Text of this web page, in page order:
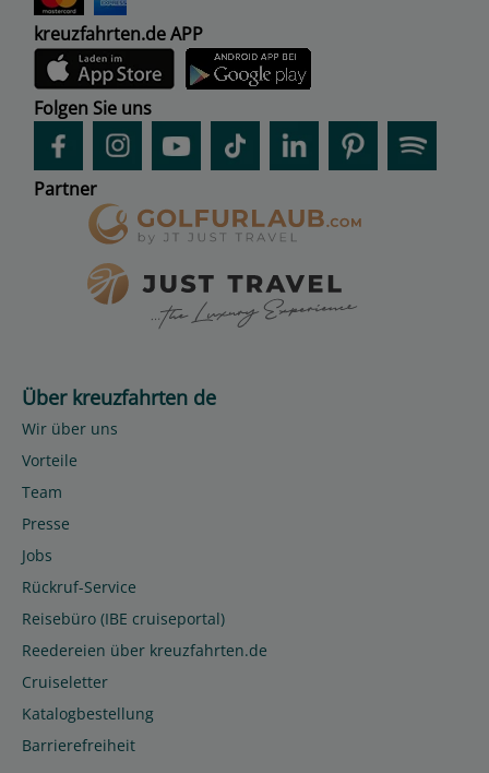
kreuzfahrten.de APP
Folgen Sie uns
Partner
Über kreuzfahrten de
Wir über uns
Vorteile
Team
Presse
Jobs
Rückruf-Service
Reisebüro (IBE cruiseportal)
Reedereien über kreuzfahrten.de
Cruiseletter
Katalogbestellung
Barrierefreiheit